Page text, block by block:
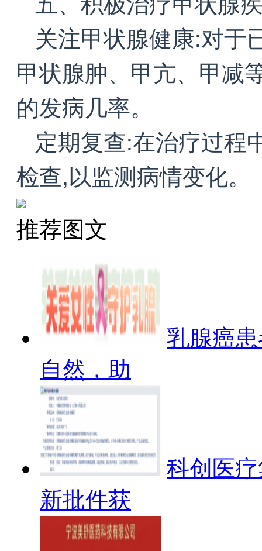
关注甲状腺健康:对于
甲状腺肿、甲亢、甲减
的发病几率。
定期复查:在治疗过程
检查,以监测病情变化。
推荐图文
乳腺癌
自然，助
科创医
新批件获